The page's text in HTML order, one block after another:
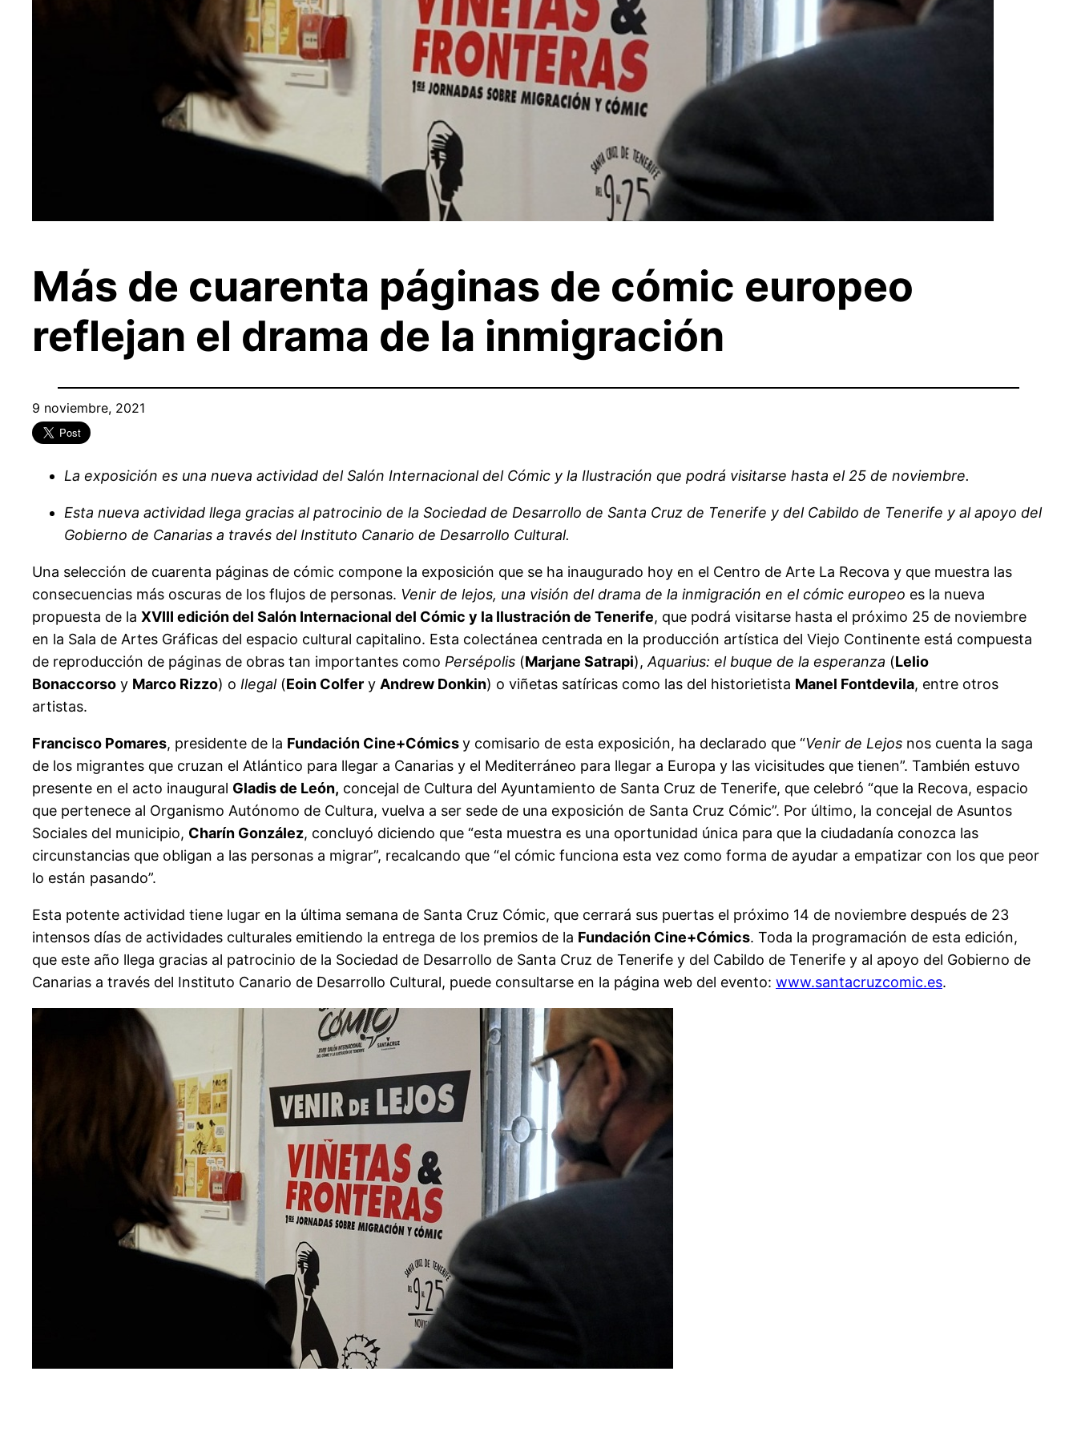
Más de cuarenta páginas de cómic europeo
reflejan el drama de la inmigración
9 noviembre, 2021
La exposición es una nueva actividad del Salón Internacional del Cómic y la Ilustración que podrá visitarse hasta el 25 de noviembre.
Esta nueva actividad llega gracias al patrocinio de la Sociedad de Desarrollo de Santa Cruz de Tenerife y del Cabildo de Tenerife y al apoyo del
Gobierno de Canarias a través del Instituto Canario de Desarrollo Cultural.
Una selección de cuarenta páginas de cómic compone la exposición que se ha inaugurado hoy en el Centro de Arte La Recova y que muestra las
consecuencias más oscuras de los flujos de personas. Venir de lejos, una visión del drama de la inmigración en el cómic europeo es la nueva
propuesta de la XVIII edición del Salón Internacional del Cómic y la Ilustración de Tenerife, que podrá visitarse hasta el próximo 25 de noviembre
en la Sala de Artes Gráficas del espacio cultural capitalino. Esta colectánea centrada en la producción artística del Viejo Continente está compuesta
de reproducción de páginas de obras tan importantes como Persépolis (Marjane Satrapi), Aquarius: el buque de la esperanza (Lelio
Bonaccorso y Marco Rizzo) o Ilegal (Eoin Colfer y Andrew Donkin) o viñetas satíricas como las del historietista Manel Fontdevila, entre otros
artistas.
Francisco Pomares, presidente de la Fundación Cine+Cómicsy comisario de esta exposición, ha declarado que “Venir de Lejos nos cuenta la saga
de los migrantes que cruzan el Atlántico para llegar a Canarias y el Mediterráneo para llegar a Europa y las vicisitudes que tienen”. También estuvo
presente en el acto inaugural Gladis de León, concejal de Cultura del Ayuntamiento de Santa Cruz de Tenerife, que celebró “que la Recova, espacio
que pertenece al Organismo Autónomo de Cultura, vuelva a ser sede de una exposición de Santa Cruz Cómic”. Por último, la concejal de Asuntos
Sociales del municipio, Charín González, concluyó diciendo que “esta muestra es una oportunidad única para que la ciudadanía conozca las
circunstancias que obligan a las personas a migrar”, recalcando que “el cómic funciona esta vez como forma de ayudar a empatizar con los que peor
lo están pasando”.
Esta potente actividad tiene lugar en la última semana de Santa Cruz Cómic, que cerrará sus puertas el próximo 14 de noviembre después de 23
intensos días de actividades culturales emitiendo la entrega de los premios de la Fundación Cine+Cómics. Toda la programación de esta edición,
que este año llega gracias al patrocinio de la Sociedad de Desarrollo de Santa Cruz de Tenerife y del Cabildo de Tenerife y al apoyo del Gobierno de
Canarias a través del Instituto Canario de Desarrollo Cultural, puede consultarse en la página web del evento: www.santacruzcomic.es.